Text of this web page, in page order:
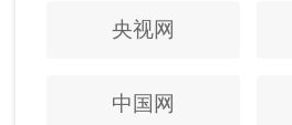
央视网
中国网